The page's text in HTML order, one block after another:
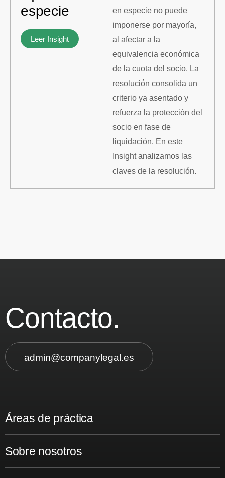
especie
Leer Insight
en especie no puede
imponerse por mayoría,
al afectar a la
equivalencia económica
de la cuota del socio. La
resolución consolida un
criterio ya asentado y
refuerza la protección del
socio en fase de
liquidación. En este
Insight analizamos las
claves de la resolución.
Contacto.
admin@companylegal.es
Áreas de práctica
Sobre nosotros